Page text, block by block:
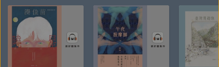
貫鐵道美食之旅，實屬難得，是兩位女子相遇於婚姻之
前，以自由凝佇的時光片刻。在味蕾滿足之餘，彼此交
流了文化與思想，青山千鶴子才知道，曾任公學校教師
的王千鶴，有著當翻譯家的願望。或許是身為女子的共
鳴，青山千鶴子理解女性要擁有獨立的職涯極為不易，